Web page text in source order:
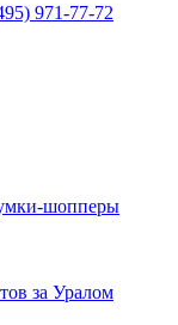
971-77-72
шопперы
за Уралом